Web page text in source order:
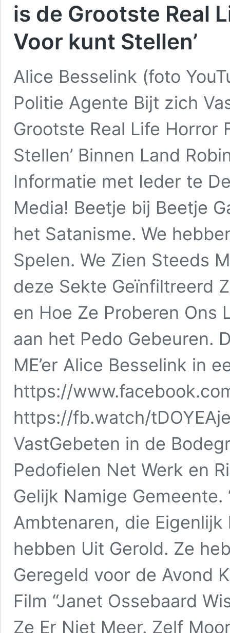
is de Grootste Real
Voor kunt Stellen’
Alice Besselink (foto
Politie Agente Bijt zich
Grootste Real Life Horror
Stellen’ Binnen Land
Informatie met Ieder te
Media! Beetje bij Beetje
het Satanisme. We
Spelen. We Zien Steeds
deze Sekte Geïnfiltreerd
en Hoe Ze Proberen Ons
aan het Pedo Gebeuren.
ME’er Alice Besselink in
https://
https://fb.watch/
VastGebeten in de
Pedofielen Net Werk en
Gelijk Namige
Ambtenaren, die
hebben Uit Gerold. Ze
Geregeld voor de Avond
Film “Janet Ossebaard
Ze Er Niet Meer. Zelf